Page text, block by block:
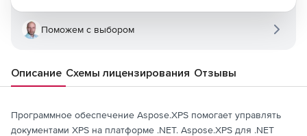
Поможем с выбором
Описание Схемы лицензирования Отзывы
Программное обеспечение Aspose.XPS помогает управлять
документами XPS на платформе .NET. Aspose.XPS для .NET